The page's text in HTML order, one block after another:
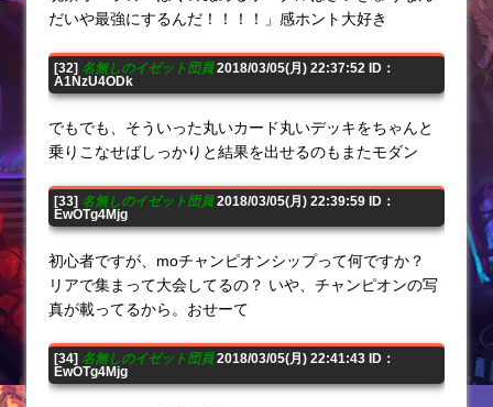
だいや最強にするんだ！！！！」感ホント大好き
[32] 名無しのイゼット団員2018/03/05(月) 22:37:52 ID：
A1NzU4ODk
でもでも、そういった丸いカード丸いデッキをちゃんと
乗りこなせばしっかりと結果を出せるのもまたモダン
[33] 名無しのイゼット団員2018/03/05(月) 22:39:59 ID：
EwOTg4Mjg
初心者ですが、moチャンピオンシップって何ですか？
リアで集まって大会してるの？ いや、チャンピオンの写
真が載ってるから。おせーて
[34] 名無しのイゼット団員2018/03/05(月) 22:41:43 ID：
EwOTg4Mjg